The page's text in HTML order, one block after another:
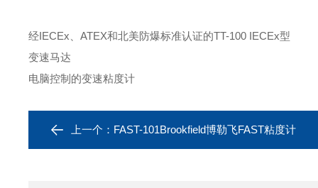
经IECEx、ATEX和北美防爆标准认证的TT-100 IECEx型
变速马达
电脑控制的变速粘度计
上一个： FAST-101Brookfield博勒飞FAST粘度计